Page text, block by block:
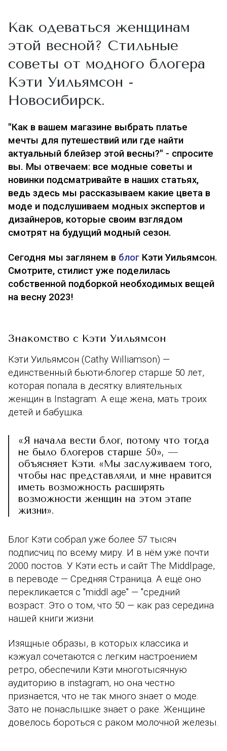
Как одеваться женщинам
этой весной? Стильные
советы от модного блогера
Кэти Уильямсон -
Новосибирск.
"Как в вашем магазине выбрать платье
мечты для путешествий или где найти
актуальный блейзер этой весны?" - спросите
вы. Мы отвечаем: все модные советы и
новинки подсматривайте в наших статьях,
ведь здесь мы рассказываем какие цвета в
моде и подслушиваем модных экспертов и
дизайнеров, которые своим взглядом
смотрят на будущий модный сезон.
Сегодня мы заглянем в блог Кэти Уильямсон.
Смотрите, стилист уже поделилась
собственной подборкой необходимых вещей
на весну 2023!
Знакомство с Кэти Уильямсон
Кэти Уильямсон (Cathy Williamson) —
единственный бьюти-блогер старше 50 лет,
которая попала в десятку влиятельных
женщин в Instagram. А еще жена, мать троих
детей и бабушка.
«Я начала вести блог, потому что тогда
не было блогеров старше 50», —
объясняет Кэти. «Мы заслуживаем того,
чтобы нас представляли, и мне нравится
иметь возможность расширять
возможности женщин на этом этапе
жизни».
Блог Кэти собрал уже более 57 тысяч
подписчиц по всему миру. И в нём уже почти
2000 постов. У Кэти есть и сайт The Middlpage,
в переводе — Средняя Страница. А ещё оно
перекликается с "middl age" — "средний
возраст. Это о том, что 50 — как раз середина
нашей книги жизни.
Изящные образы, в которых классика и
кэжуал сочетаются с легким настроением
ретро, обеспечили Кэти многотысячную
аудиторию в instagram, но она честно
признается, что не так много знает о моде.
Зато не понаслышке знает о раке. Женщине
довелось бороться с раком молочной железы.